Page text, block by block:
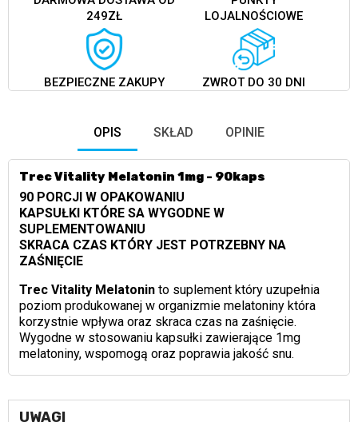
249ZŁ
LOJALNOŚCIOWE
BEZPIECZNE ZAKUPY ZWROT DO 30 DNI
OPIS SKŁAD OPINIE
Trec Vitality Melatonin 1mg - 90kaps
90 PORCJI W OPAKOWANIU
KAPSUŁKI KTÓRE SA WYGODNE W
SUPLEMENTOWANIU
SKRACA CZAS KTÓRY JEST POTRZEBNY NA
ZAŚNIĘCIE
Trec Vitality Melatoninto suplement który uzupełnia
poziom produkowanej w organizmie melatoniny która
korzystnie wpływa oraz skraca czas na zaśnięcie.
Wygodne w stosowaniu kapsułki zawierające 1mg
melatoniny, wspomogą oraz poprawia jakość snu.
UWAGI